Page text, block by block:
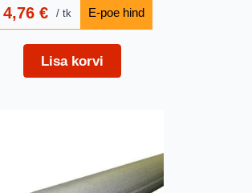
4,76€ tk
Lisa korvi